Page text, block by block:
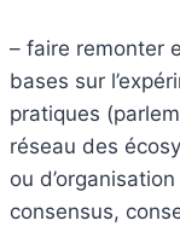
– faire remonter
bases sur
pratiques
réseau des
ou
consensus,